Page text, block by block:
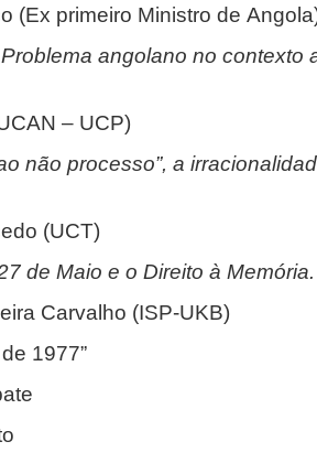
(Ex primeiro Ministro de
angolano no contexto
– UCP)
não processo”, a
(UCT)
de Maio e o Direito à Memória.
Carvalho (ISP-UKB)
1977”